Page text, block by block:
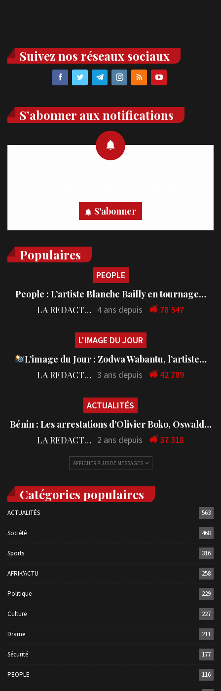
Suivez nos réseaux sociaux
S’abonner aux notifications
S'abonner
Populaires
PEOPLE
People : L’artiste Blanche Bailly en tournage…
LA REDACTION 4 ans depuis 78 547
L'IMAGE DU JOUR
L’image du Jour : Zodwa Wabantu, l’artiste…
LA REDACTION 3 ans depuis 42 789
ACTUALITÉS
Bénin : Les arrestations d’Olivier Boko, Oswald…
LA REDACTION 2 ans depuis 37 318
AFFICHER PLUS DE MESSAGES
Catégories populaires
ACTUALITÉS 563
Société 468
Sports 316
AFRIK'ACTU 258
Politique 229
Culture 227
Drame 211
Sécurité 177
PEOPLE 116